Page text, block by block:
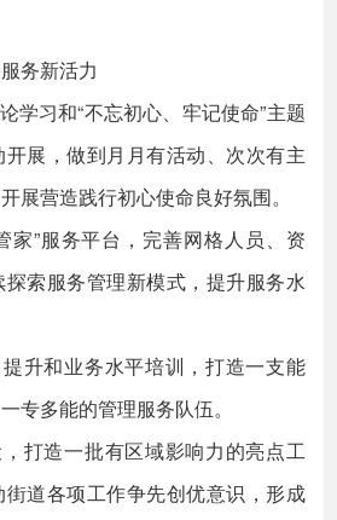
务新活力
学习和“不忘初心、牢记使命”主题
展，做到月月有活动、次次有主
展营造践行初心使命良好氛围。
家”服务平台，完善网格人员、资
索服务管理新模式，提升服务水
升和业务水平培训，打造一支能
专多能的管理服务队伍。
打造一批有区域影响力的亮点工
道各项工作争先创优意识，形成